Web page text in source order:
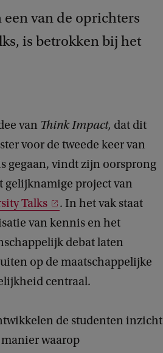
van de oprichters
is betrokken bij het
van Think Impact, dat dit
voor de tweede keer van
gegaan, vindt zijn oorsprong
gelijknamige project van
Talks
. In het vak staat
van kennis en het
debat laten
op de maatschappelijke
centraal.
de studenten inzicht
waarop